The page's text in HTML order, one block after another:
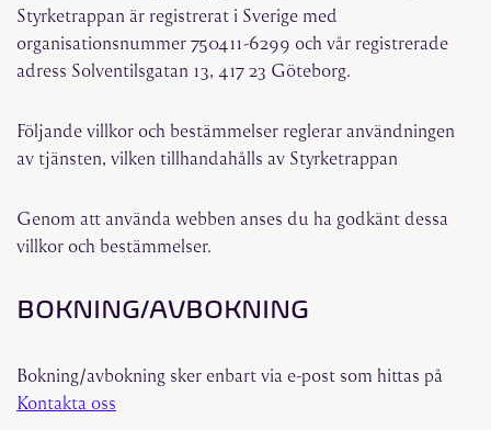
Styrketrappan är registrerat i Sverige med
organisationsnummer 750411-6299 och vår registrerade
adress Solventilsgatan 13, 417 23 Göteborg.
Följande villkor och bestämmelser reglerar användningen
av tjänsten, vilken tillhandahålls av Styrketrappan
Genom att använda webben anses du ha godkänt dessa
villkor och bestämmelser.
BOKNING/AVBOKNING
Bokning/avbokning sker enbart via e-post som hittas på
Kontakta oss